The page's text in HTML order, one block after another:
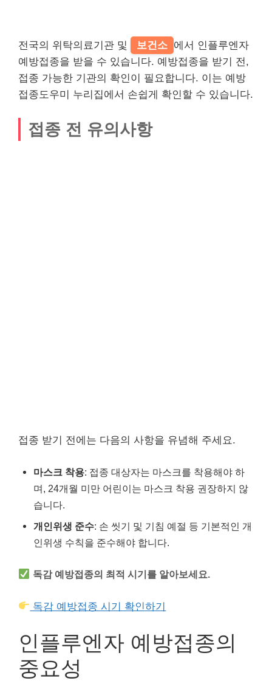
전국의 위탁의료기관 및 보건소 에서 인플루엔자
예방접종을 받을 수 있습니다. 예방접종을 받기 전,
접종 가능한 기관의 확인이 필요합니다. 이는 예방
접종도우미 누리집에서 손쉽게 확인할 수 있습니다.
접종 전 유의사항
접종 받기 전에는 다음의 사항을 유념해 주세요.
마스크 착용: 접종 대상자는 마스크를 착용해야 하
며, 24개월 미만 어린이는 마스크 착용 권장하지 않
습니다.
개인위생 준수: 손 씻기 및 기침 예절 등 기본적인 개
인위생 수칙을 준수해야 합니다.
독감 예방접종의 최적 시기를 알아보세요.
독감 예방접종 시기 확인하기
인플루엔자 예방접종의
중요성